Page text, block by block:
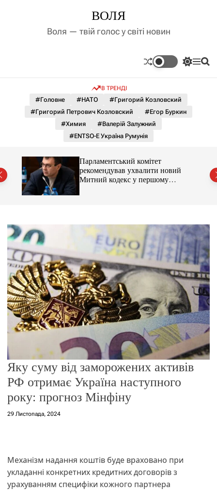
д
ВОЛЯ
Воля — твій голос у світі новин
П
м
к
о
р
р
ж
и
м
у
М П
В ТРЕНДІ
#Головне #НАТО
#Григорий Козловский
#Григорий Петрович Козловский
#Егор Буркин
#Химия
#Валерій Залужний
#ENTSO-E Україна Румунія
Парламентський комітет
рекомендував ухвалити новий
Митний кодекс у першому
Яку суму від заморожених активів
РФ отримає Україна наступного
року: прогноз Мінфіну
29 Листопада, 2024
Механізм надання коштів буде враховано при
укладанні конкретних кредитних договорів з
урахуванням специфіки кожного партнера